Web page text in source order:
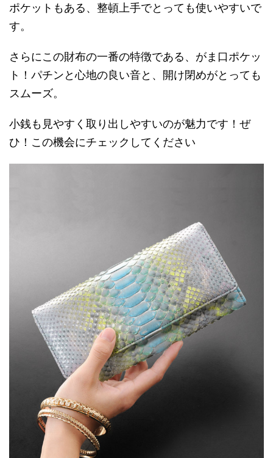
ポケットもある、整頓上手でとっても使いやすいで
す。
さらにこの財布の一番の特徴である、がま口ポケッ
ト！パチンと心地の良い音と、開け閉めがとっても
スムーズ。
小銭も見やすく取り出しやすいのが魅力です！ぜ
ひ！この機会にチェックしてください